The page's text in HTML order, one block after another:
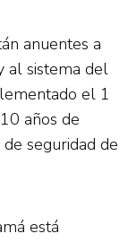
anuentes a
al sistema del
el 1
años de
seguridad de
está